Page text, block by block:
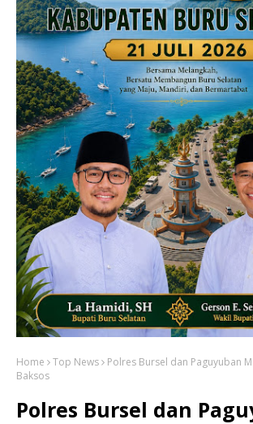
Home Top News
Polres Bursel dan Paguyuban
Baksos
Polres Bursel dan